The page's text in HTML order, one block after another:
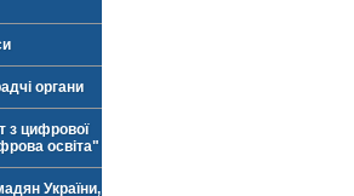
органи
з цифрової
освіта"
України,